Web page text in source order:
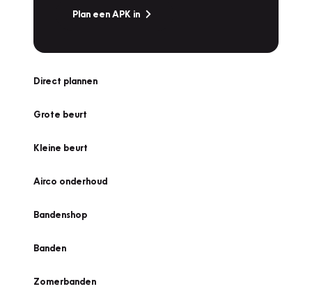
Plan een APK in
Direct plannen
Grote beurt
Kleine beurt
Airco onderhoud
Bandenshop
Banden
Zomerbanden